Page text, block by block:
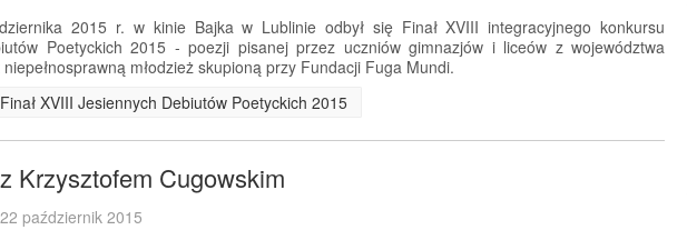
2015 r. w kinie Bajka w Lublinie odbył się Finał XVIII integracyjnego konkursu
Poetyckich 2015 - poezji pisanej przez uczniów gimnazjów i liceów z województwa
młodzież skupioną przy Fundacji Fuga Mundi.
XVIII Jesiennych Debiutów Poetyckich 2015
Krzysztofem Cugowskim
październik 2015